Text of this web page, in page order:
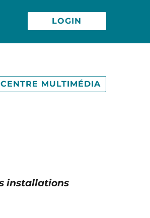
LOGIN
MULTIMÉDIA
installations